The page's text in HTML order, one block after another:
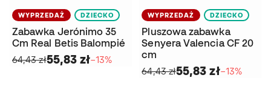
WYPRZEDAŻ DZIECKO
Zabawka Jerónimo 35
Cm Real Betis Balompié
64,43 zł55,83 zł−13%
WYPRZEDAŻ DZIECKO
Pluszowa zabawka
Senyera Valencia CF 20
cm
64,43 zł55,83 zł−13%